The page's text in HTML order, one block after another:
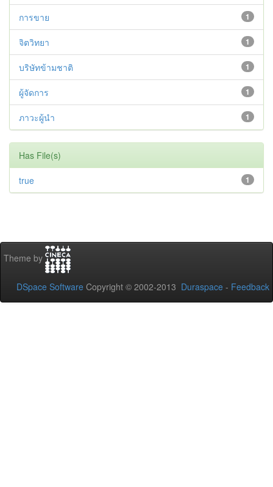
1
การขาย
1
จิตวิทยา
1
บริษัทข้ามชาติ
1
ผู้จัดการ
1
ภาวะผู้นำ
Has File(s)
1
true
Theme by
DSpace Software Copyright © 2002-2013 Duraspace - Feedback